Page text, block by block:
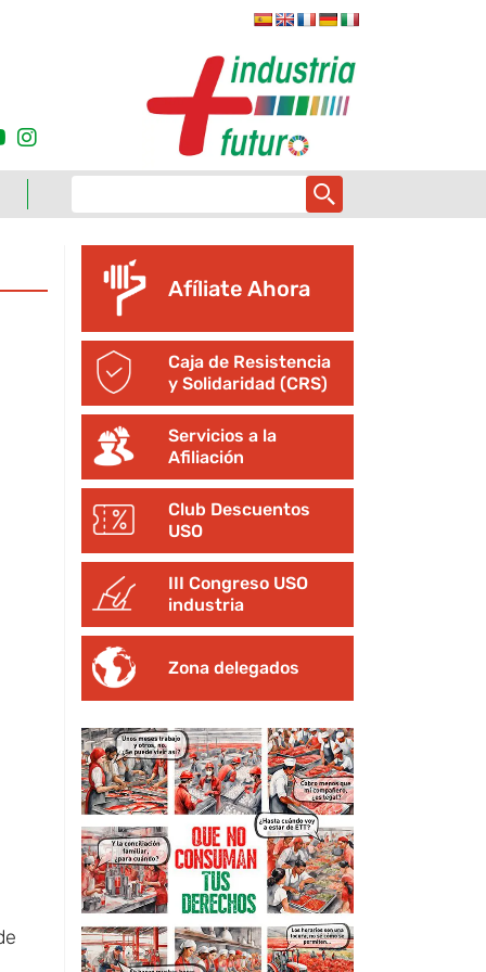
Afíliate Ahora
Caja de Resistencia
y Solidaridad (CRS)
Servicios a la
Afiliación
Club Descuentos
USO
III Congreso USO
industria
Zona delegados